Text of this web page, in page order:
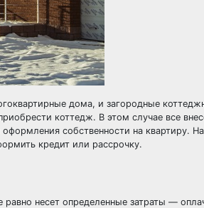
дома, и загородные
коттедж. В этом случае все
собственности на квартиру.
кредит или рассрочку.
несет определенные затраты —